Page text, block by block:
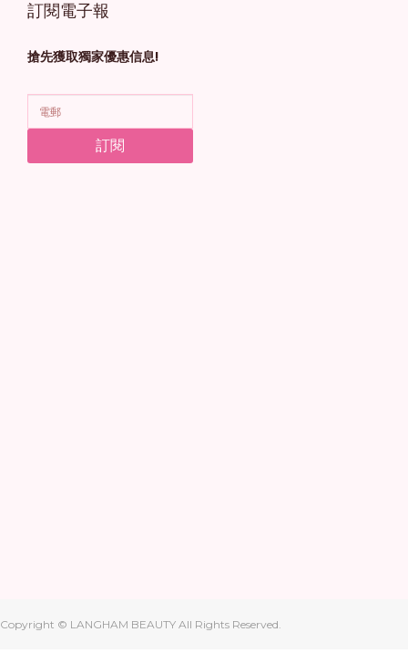
訂閱電子報
搶先獲取獨家優惠信息!
訂閱
Copyright © LANGHAM BEAUTY All Rights Reserved.